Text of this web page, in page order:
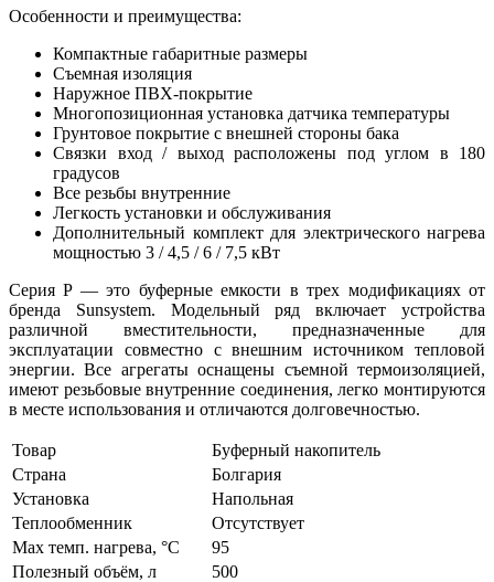
Особенности и преимущества:
Компактные габаритные размеры
Съемная изоляция
Наружное ПВХ-покрытие
Многопозиционная установка датчика температуры
Грунтовое покрытие с внешней стороны бака
Связки вход / выход расположены под углом в 180
градусов
Все резьбы внутренние
Легкость установки и обслуживания
Дополнительный комплект для электрического нагрева
мощностью 3 / 4,5 / 6 / 7,5 кВт
Серия P — это буферные емкости в трех модификациях от
бренда Sunsystem. Модельный ряд включает устройства
различной вместительности, предназначенные для
эксплуатации совместно с внешним источником тепловой
энергии. Все агрегаты оснащены съемной термоизоляцией,
имеют резьбовые внутренние соединения, легко монтируются
в месте использования и отличаются долговечностью.
Товар
Буферный накопитель
Страна
Болгария
Установка
Напольная
Теплообменник
Отсутствует
Max темп. нагрева, °С
95
Полезный объём, л
500